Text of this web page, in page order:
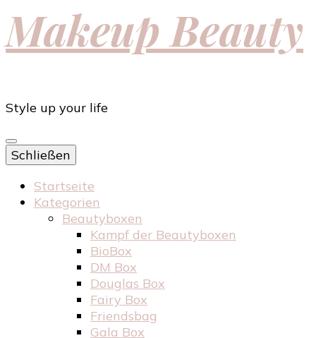
Makeup Beauty
Style up your life
Schließen
Startseite
Kategorien
Beautyboxen
Kampf der Beautyboxen
BioBox
DM Box
Douglas Box
Fairy Box
Friendsbag
Gala Box